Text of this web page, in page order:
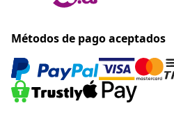
Métodos de pago aceptados